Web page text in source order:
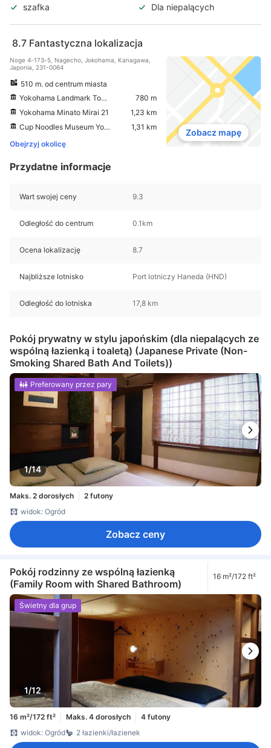
szafka
Dla niepalących
8.7 Fantastyczna lokalizacja
Noge 4-173-5, Nagecho, Jokohama, Kanagawa,
Japonia, 231-0064
510 m. od centrum miasta
Yokohama Landmark Tower
780 m
Yokohama Minato Mirai 21
1,23 km
Cup Noodles Museum Yokohama
1,31 km
Obejrzyj okolicę
Zobacz mapę
Przydatne informacje
Wart swojej ceny 9.3
Odległość do centrum 0.1km
Ocena lokalizację 8.7
Najbliższe lotnisko Port lotniczy Haneda (HND)
Odległość do lotniska 17,8 km
Pokój prywatny w stylu japońskim (dla niepalących ze
wspólną łazienką i toaletą) (Japanese Private (Non-
Smoking Shared Bath And Toilets))
1/14
Preferowany przez pary
Maks. 2 dorosłych
2 futony
widok: Ogród
Zobacz ceny
Pokój rodzinny ze wspólną łazienką
(Family Room with Shared Bathroom)
16 m²/172 ft²
1/12
Świetny dla grup
16 m²/172 ft² Maks. 4 dorosłych
4 futony
widok: Ogród
2 łazienki/łazienek